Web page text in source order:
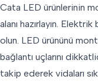
Cata LED ürünlerinin
alanı hazırlayın.
olun. LED ürününü
bağlantı uçlarını
takip ederek vidaları